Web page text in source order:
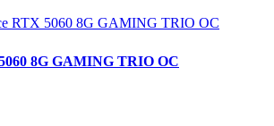
8G GAMING TRIO OC